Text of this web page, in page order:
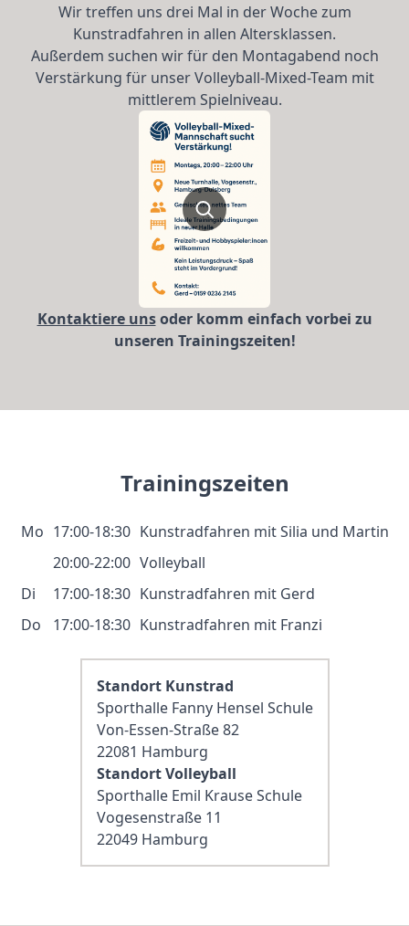
Wir treffen uns drei Mal in der Woche zum
Kunstradfahren in allen Altersklassen.
Außerdem suchen wir für den Montagabend noch
Verstärkung für unser Volleyball-Mixed-Team mit
mittlerem Spielniveau.
Kontaktiere unsoder komm einfach vorbei zu
unseren Trainingszeiten!
Trainingszeiten
Mo 17:00-18:30 Kunstradfahren mit Silia und Martin
20:00-22:00 Volleyball
Di
17:00-18:30 Kunstradfahren mit Gerd
Do
17:00-18:30 Kunstradfahren mit Franzi
Standort Kunstrad
Sporthalle Fanny Hensel Schule
Von-Essen-Straße 82
22081 Hamburg
Standort Volleyball
Sporthalle Emil Krause Schule
Vogesenstraße 11
22049 Hamburg